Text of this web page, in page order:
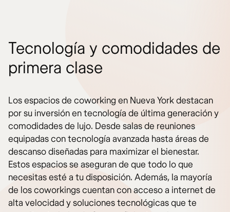
Tecnología y comodidades de
primera clase
Los espacios de coworking en Nueva York destacan
por su inversión en tecnología de última generación y
comodidades de lujo. Desde salas de reuniones
equipadas con tecnología avanzada hasta áreas de
descanso diseñadas para maximizar el bienestar.
Estos espacios se aseguran de que todo lo que
necesitas esté a tu disposición. Además, la mayoría
de los coworkings cuentan con acceso a internet de
alta velocidad y soluciones tecnológicas que te